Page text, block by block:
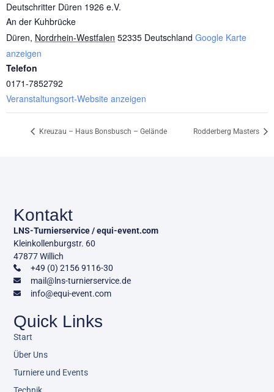
Deutschritter Düren 1926 e.V.
An der Kuhbrücke
Düren, Nordrhein-Westfalen 52335 Deutschland Google Karte
anzeigen
Telefon
0171-7852792
Veranstaltungsort-Website anzeigen
Kreuzau – Haus Bonsbusch – Gelände Rodderberg Masters
Quick Links
Start
Über Uns
Turniere und Events
Kontakt
LNS-Turnierservice / equi-event.com
Kleinkollenburgstr. 60
47877 Willich
+49 (0) 2156 9116-30
mail@lns-turnierservice.de
info@equi-event.com